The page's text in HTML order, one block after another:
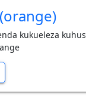
kukueleza